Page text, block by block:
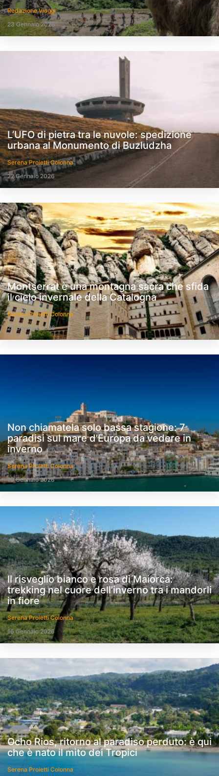
Redazione Viaggi
23 Gennaio 2026
L’UFO di pietra tra le nuvole: spedizione
urbana al Monumento di Buzludzha
Serena Proietti Colonna
22 Gennaio 2026
Montserrat è una montagna sacra che sfida
il cielo invernale della Catalogna
Serena Proietti Colonna
20 Gennaio 2026
Non chiamatela solo bassa stagione: 7
paradisi sul mare d’Europa da vedere in
inverno
Serena Proietti Colonna
19 Gennaio 2026
Il risveglio bianco e rosa di Maiorca:
trekking nel cuore dell’inverno tra i mandorli
in fiore
Serena Proietti Colonna
16 Gennaio 2026
Ocho Rios, ritorno al paradiso perduto: è qui
che è nato il mito dei Tropici
Serena Proietti Colonna